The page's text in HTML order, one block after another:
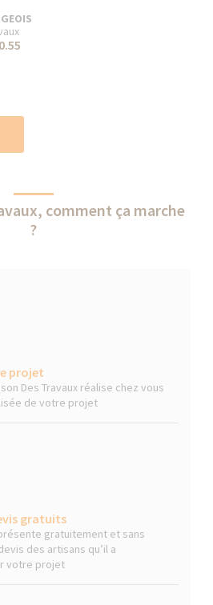
comment ça marche
?
projet
Des Travaux réalise chez vous
de votre projet
gratuits
gratuitement et sans
des artisans qu’il a
votre projet